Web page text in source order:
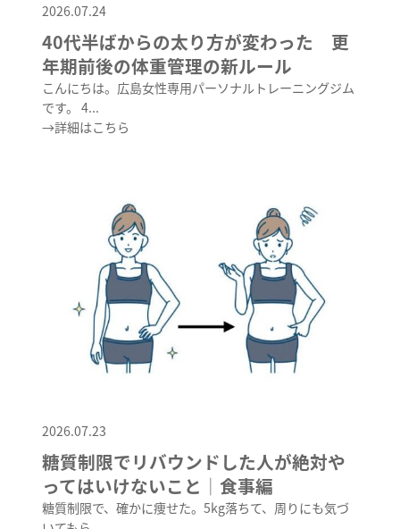
2026.07.24
40代半ばからの太り方が変わった 更
年期前後の体重管理の新ルール
こんにちは。広島女性専用パーソナルトレーニングジム
です。 4...
→詳細はこちら
2026.07.23
糖質制限でリバウンドした人が絶対や
ってはいけないこと│食事編
糖質制限で、確かに痩せた。5kg落ちて、周りにも気づ